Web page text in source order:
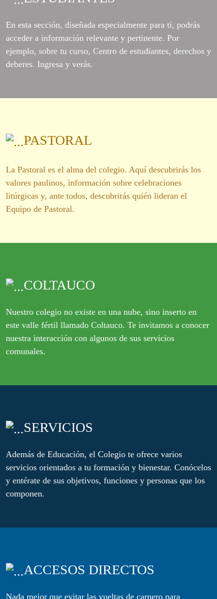
En esta sección, diseñada especialmente para ti, podrás
acceder a información relevante y pertinente. Por
ejemplo, sobre tu curso, Centro de estudiantes, derechos y
deberes. Ingresa y verás.
PASTORAL
La Pastoral es el alma del colegio. Aquí descubrirás los
valores paulinos, información sobre celebraciones
litúrgicas y, ante todos, descubrirás quién lideran el
Equipo de Pastoral.
COLTAUCO
Nuestro colegio no existe en una nube, sino inserto en
este valle fértil llamado Coltauco. Te invitamos a conocer
nuestra interacción con algunos de sus servicios
comunales.
SERVICIOS
Además de Educación, el Colegio te ofrece varios
servicios orientados a tu formación y bienestar. Conócelos
y entérate de sus objetivos, funciones y personas que los
componen.
ACCESOS DIRECTOS
Nada mejor que evitar las vueltas de carnero para